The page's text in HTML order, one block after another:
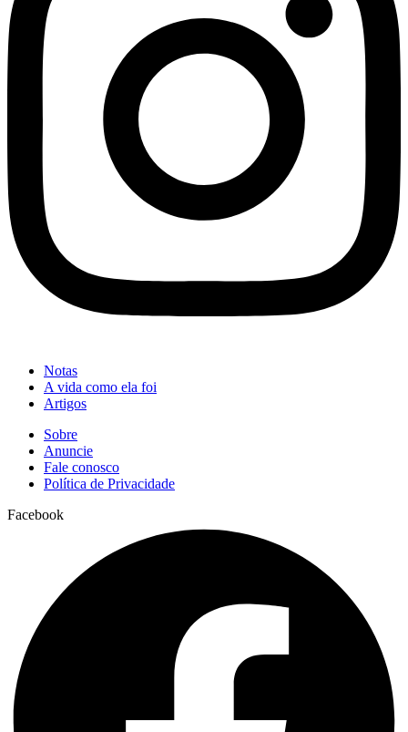
Notas
A vida como ela foi
Artigos
Sobre
Anuncie
Fale conosco
Política de Privacidade
Facebook